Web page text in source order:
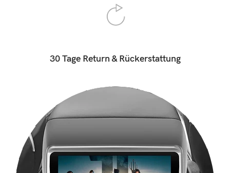
30 Tage Return & Rückerstattung